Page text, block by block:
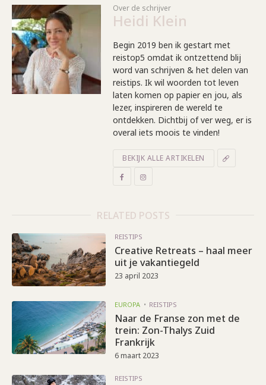
Over de schrijver
Heidi Klein
Begin 2019 ben ik gestart met
reistop5 omdat ik ontzettend blij
word van schrijven & het delen van
reistips. Ik wil woorden tot leven
laten komen op papier en jou, als
lezer, inspireren de wereld te
ontdekken. Dichtbij of ver weg, er is
overal iets moois te vinden!
BEKIJK ALLE ARTIKELEN
RELATED POSTS
REISTIPS
Creative Retreats – haal meer
uit je vakantiegeld
23 april 2023
EUROPA REISTIPS
Naar de Franse zon met de
trein: Zon-Thalys Zuid
Frankrijk
6 maart 2023
REISTIPS